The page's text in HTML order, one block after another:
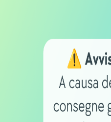
di energia per
come vento,
contrari o temperature
nel tempo a causa
condizioni e sostituirla
è consigliabile